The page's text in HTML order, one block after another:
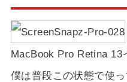
MacBook Pro Retina 13
僕は普段この状態で使